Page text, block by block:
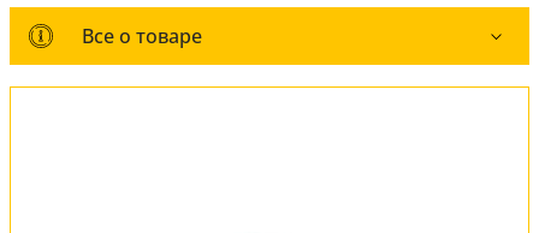
Все о товаре
Все о товаре